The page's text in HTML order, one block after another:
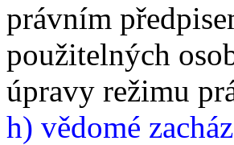
právním
použitelných
úpravy režimu
h) vědomé